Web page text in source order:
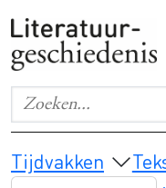
Zoeken...
Geef de woorden op
Main
Tijdvakken